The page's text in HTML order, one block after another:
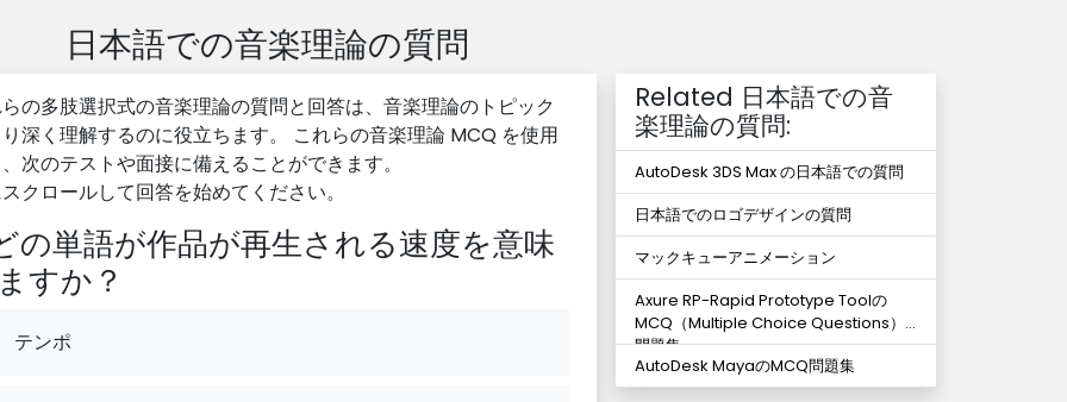
日本語での音楽理論の質問
の多肢選択式の音楽理論の質問と回答は、音楽理論のトピック
深く理解するのに役立ちます。 これらの音楽理論 MCQ を使用
次のテストや面接に備えることができます。
クロールして回答を始めてください。
の単語が作品が再生される速度を意味
すか？
テンポ
Related 日本語での音
楽理論の質問:
AutoDesk 3DS Max の日本語での質問
日本語でのロゴデザインの質問
マックキューアニメーション
Axure RP-Rapid Prototype Toolの
MCQ（Multiple Choice Questions）
問題集
AutoDesk MayaのMCQ問題集